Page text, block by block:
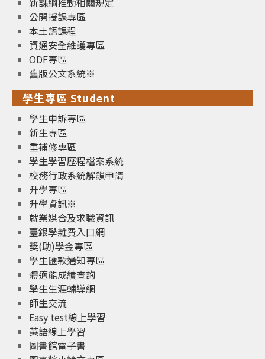
公開授課專區
本土語課程
資通安全維護專區
ODF專區
舊版公文系統※
學生專區 Student
學生申訴專區
新生專區
重補修專區
學生學習歷程檔案系統
校務行政系統解鎖申請
升學專區
升學資訊※
就業媒合及求職資訊
臺銀學雜費入口網
獎(助)學金專區
學生匯款通知專區
體適能成績查詢
學生生涯輔導網
師生交流
Easy test線上學習
英語線上學習
圖書館電子書